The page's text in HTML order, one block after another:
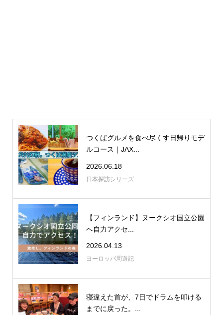
つくばグルメを食べ尽くす日帰りモデ
ルコース｜JAX...
2026.06.18
日本探訪シリーズ
【フィンランド】ヌークシオ国立公園
へ自力アクセ...
2026.04.13
ヨーロッパ周遊記
寝違えた首が、7日でドラムを叩ける
までに戻った。...